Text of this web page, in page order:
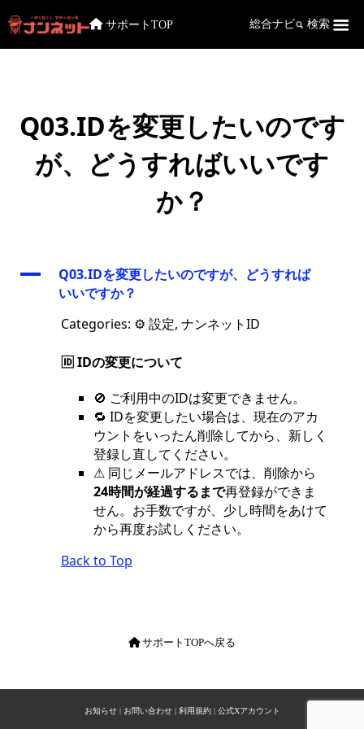
サポートTOP 総合ナビ 検索
Q03.IDを変更したいのです
が、どうすればいいです
か？
A
Q03.IDを変更したいのですが、どうすれば
いいですか？
Categories: ⚙️ 設定, ナンネットID
🆔 IDの変更について
🚫 ご利用中のIDは変更できません。
🔁 IDを変更したい場合は、現在のアカ
ウントをいったん削除してから、新しく
登録し直してください。
⚠ 同じメールアドレスでは、削除から
24時間が経過するまで再登録ができま
せん。お手数ですが、少し時間をあけて
から再度お試しください。
Back to Top
サポートTOPへ戻る
お知らせ | お問い合わせ | 利用規約 | 公式Xアカウント